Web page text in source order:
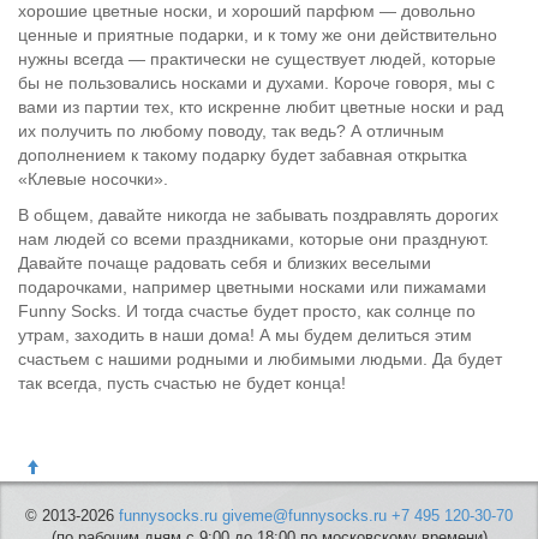
хорошие цветные носки, и хороший парфюм — довольно
ценные и приятные подарки, и к тому же они действительно
нужны всегда — практически не существует людей, которые
бы не пользовались носками и духами. Короче говоря, мы с
вами из партии тех, кто искренне любит цветные носки и рад
их получить по любому поводу, так ведь? А отличным
дополнением к такому подарку будет забавная открытка
«Клевые носочки».
В общем, давайте никогда не забывать поздравлять дорогих
нам людей со всеми праздниками, которые они празднуют.
Давайте почаще радовать себя и близких веселыми
подарочками, например цветными носками или пижамами
Funny Socks. И тогда счастье будет просто, как солнце по
утрам, заходить в наши дома! А мы будем делиться этим
счастьем с нашими родными и любимыми людьми. Да будет
так всегда, пусть счастью не будет конца!
© 2013-2026 funnysocks.ru giveme@funnysocks.ru +7 495 120-30-70